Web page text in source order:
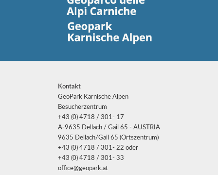
Kontakt
GeoPark Karnische Alpen
Besucherzentrum
+43 (0) 4718 / 301- 17
A-9635 Dellach / Gail 65 - AUSTRIA
9635 Dellach/Gail 65 (Ortszentrum)
+43 (0) 4718 / 301- 22 oder
+43 (0) 4718 / 301- 33
office@geopark.at